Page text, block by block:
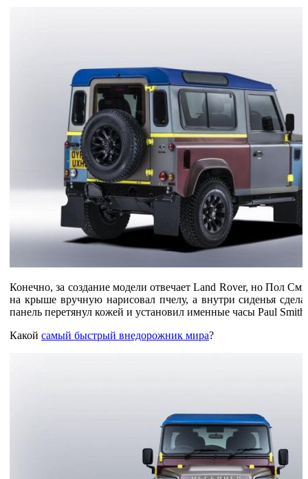
Конечно, за создание модели отвечает Land Rover, но Пол
на крыше вручную нарисовал пчелу, а внутри сиденья
панель перетянул кожей и установил именные часы Paul Smith.
Какой самый быстрый внедорожник мира?